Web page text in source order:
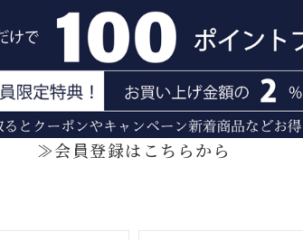
≫会員登録はこちらから